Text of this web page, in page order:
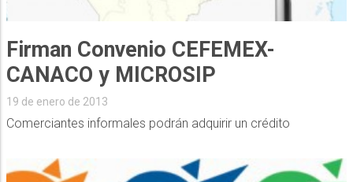
Firman Convenio CEFEMEX-
CANACO y MICROSIP
19 de enero de 2013
Comerciantes informales podrán adquirir un crédito